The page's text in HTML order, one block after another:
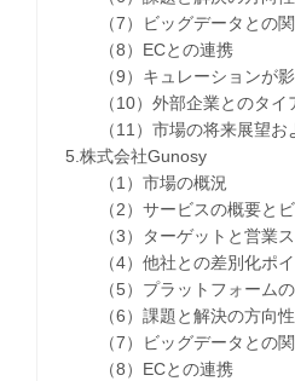
（7）ビッグデータとの
（8）ECとの連携
（9）キュレーションが影
（10）外部企業とのタイ
（11）市場の将来展望お
5.株式会社Gunosy
（1）市場の概況
（2）サービスの概要とビ
（3）ターゲットと営業ス
（4）他社との差別化ポイ
（5）プラットフォームの
（6）課題と解決の方向性
（7）ビッグデータとの
（8）ECとの連携